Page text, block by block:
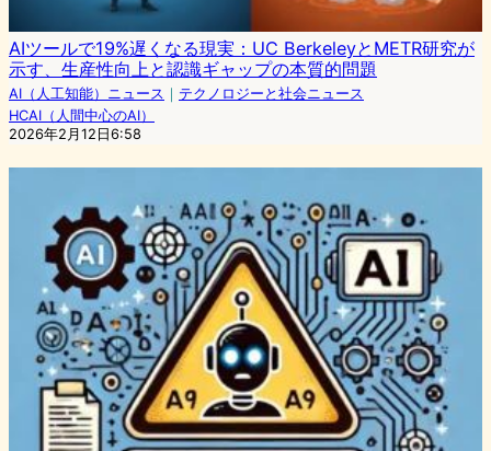
AIツールで19%遅くなる現実：UC BerkeleyとMETR研究が
示す、生産性向上と認識ギャップの本質的問題
AI（人工知能）ニュース ｜ テクノロジーと社会ニュース
HCAI（人間中心のAI）
2026年2月12日6:58